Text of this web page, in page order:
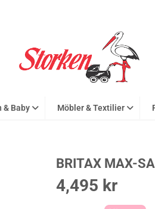
& Baby Möbler & Textilier
BRITAX MAX-
4,495 kr